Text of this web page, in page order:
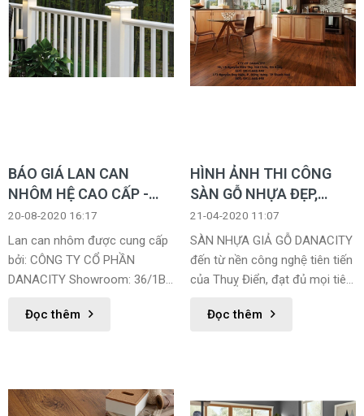
BÁO GIÁ LAN CAN
NHÔM HỆ CAO CẤP -
TÔNG ĐẠI LÝ
20-08-2020 16:17
Lan can nhôm được cung cấp
bởi: CÔNG TY CỔ PHẦN
DANACITY Showroom: 36/1B
- TP. Đà Nẵng Hotline:
Đọc thêm
HÌNH ẢNH THI CÔNG
SÀN GỖ NHỰA ĐẸP,
SANG TRỌNG
21-04-2020 11:07
SÀN NHỰA GIẢ GỖ DANACITY
đến từ nền công nghệ tiên tiến
của Thuỵ Điển, đạt đủ mọi tiêu
Đọc thêm